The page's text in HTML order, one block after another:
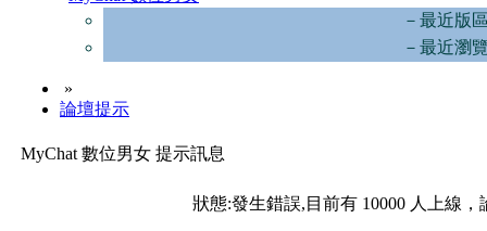
－最近版
－最近瀏
»
論壇提示
MyChat 數位男女 提示訊息
狀態:發生錯誤,目前有 10000 人上線